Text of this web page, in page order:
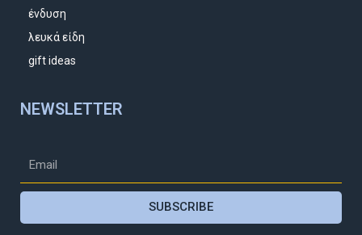
ένδυση
λευκά είδη
gift ideas
NEWSLETTER
SUBSCRIBE